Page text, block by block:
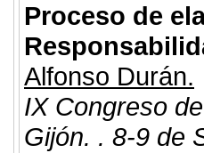
Proceso de
Alfonso Durán.
IX Congreso
Gijón. . 8-9 de